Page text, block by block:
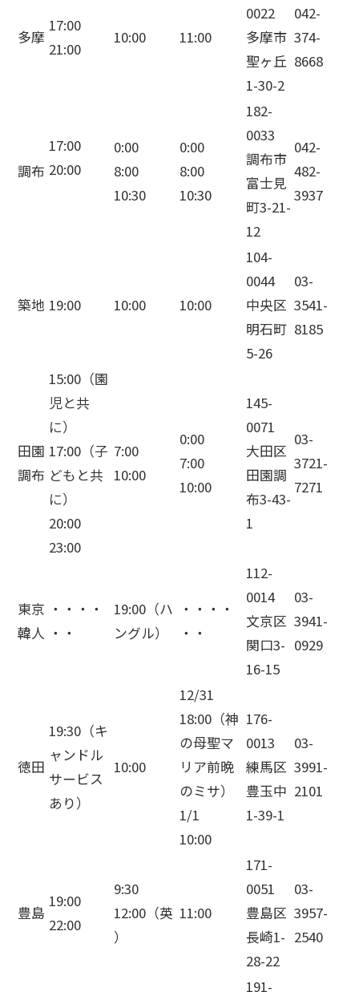
多摩
17:00
21:00
10:00 11:00
0022
多摩市
聖ヶ丘
1-30-2
042-
374-
8668
調布
17:00
20:00
0:00
8:00
10:30
0:00
8:00
10:30
182-
0033
調布市
富士見
町3-21-
12
042-
482-
3937
築地 19:00 10:00 10:00
104-
0044
中央区
明石町
5-26
03-
3541-
8185
田園
調布
15:00（園
児と共
に）
17:00（子
どもと共
に）
20:00
23:00
7:00
10:00
0:00
7:00
10:00
145-
0071
大田区
田園調
布3-43-
1
03-
3721-
7271
東京
韓人
・・・・
・・
19:00（ハ
ングル）
・・・・
・・
112-
0014
文京区
関口3-
16-15
03-
3941-
0929
徳田
19:30（キ
ャンドル
サービス
あり）
10:00
12/31
18:00（神
の母聖マ
リア前晩
のミサ）
1/1
10:00
176-
0013
練馬区
豊玉中
1-39-1
03-
3991-
2101
豊島
19:00
22:00
9:30
12:00（英
）
11:00
171-
0051
豊島区
長崎1-
28-22
03-
3957-
2540
191-